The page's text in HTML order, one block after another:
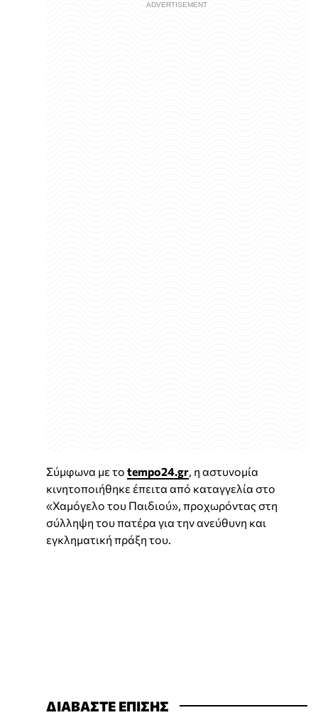
Σύμφωνα με το tempo24.gr , η αστυνομία
κινητοποιήθηκε έπειτα από καταγγελία στο
«Χαμόγελο του Παιδιού», προχωρόντας στη
σύλληψη του πατέρα για την ανεύθυνη και
εγκληματική πράξη του.
ΔΙΑΒΑΣΤΕ ΕΠΙΣΗΣ